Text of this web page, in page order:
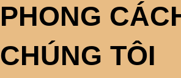
PHONG
CHÚNG TÔI